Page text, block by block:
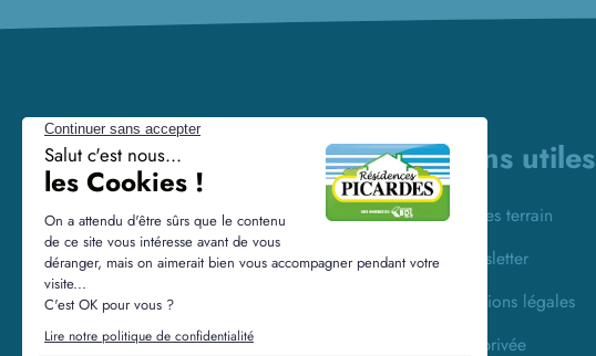
Résidences Picardes est le 1er
constructeur régional de maisons
individuelles dans la Picardie
Liens utiles
Alertes terrain
Newsletter
Mentions légales
Vie privée